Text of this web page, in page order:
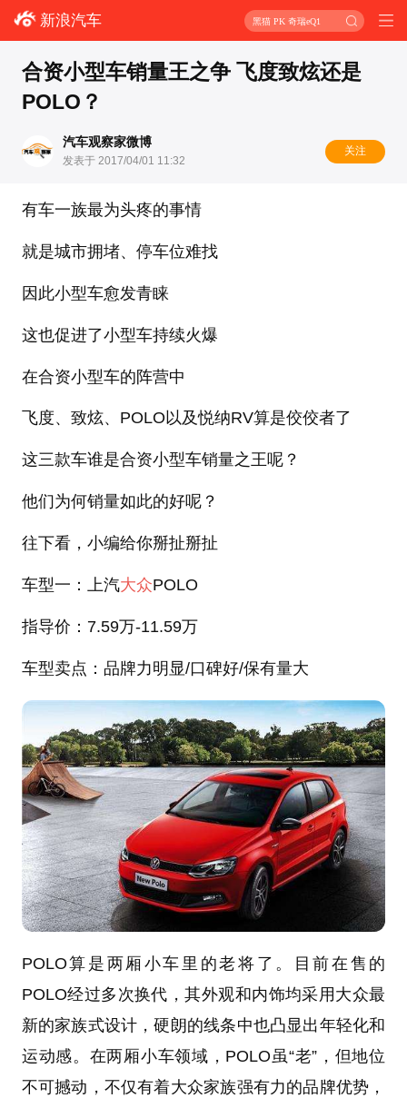
新浪汽车 黑猫 PK 奇瑞eQ1
合资小型车销量王之争 飞度致炫还是
POLO？
汽车观察家微博
发表于 2017/04/01 11:32
关注
有车一族最为头疼的事情
就是城市拥堵、停车位难找
因此小型车愈发青睐
这也促进了小型车持续火爆
在合资小型车的阵营中
飞度、致炫、POLO以及悦纳RV算是佼佼者了
这三款车谁是合资小型车销量之王呢？
他们为何销量如此的好呢？
往下看，小编给你掰扯掰扯
车型一：上汽大众POLO
指导价： 7.59万-11.59万
车型卖点：品牌力明显/口碑好/保有量大
POLO算是两厢小车里的老将了。目前在售的
POLO经过多次换代，其外观和内饰均采用大众最
新的家族式设计，硬朗的线条中也凸显出年轻化和
运动感。在两厢小车领域，POLO虽“老”，但地位
不可撼动，不仅有着大众家族强有力的品牌优势，